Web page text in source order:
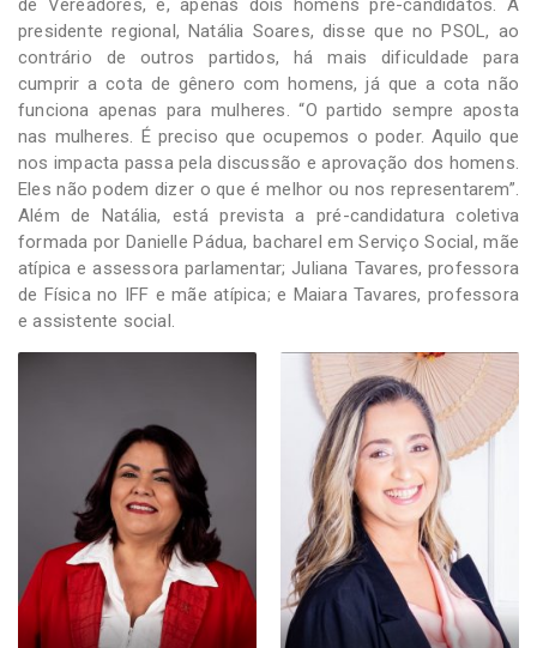
presidente regional, Natália Soares, disse que no PSOL, ao
contrário de outros partidos, há mais dificuldade para
cumprir a cota de gênero com homens, já que a cota não
funciona apenas para mulheres. “O partido sempre aposta
nas mulheres. É preciso que ocupemos o poder. Aquilo que
nos impacta passa pela discussão e aprovação dos homens.
Eles não podem dizer o que é melhor ou nos representarem”.
Além de Natália, está prevista a pré-candidatura coletiva
formada por Danielle Pádua, bacharel em Serviço Social, mãe
atípica e assessora parlamentar; Juliana Tavares, professora
de Física no IFF e mãe atípica; e Maiara Tavares, professora
e assistente social.